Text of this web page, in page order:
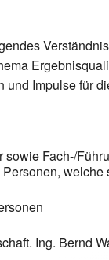
und Impulse für
Fach-/
Bernd